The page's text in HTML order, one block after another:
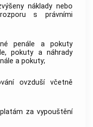
náklady nebo
s právními
penále a pokuty
pokuty a náhrady
a pokuty;
ovzduší včetně
za vypouštění